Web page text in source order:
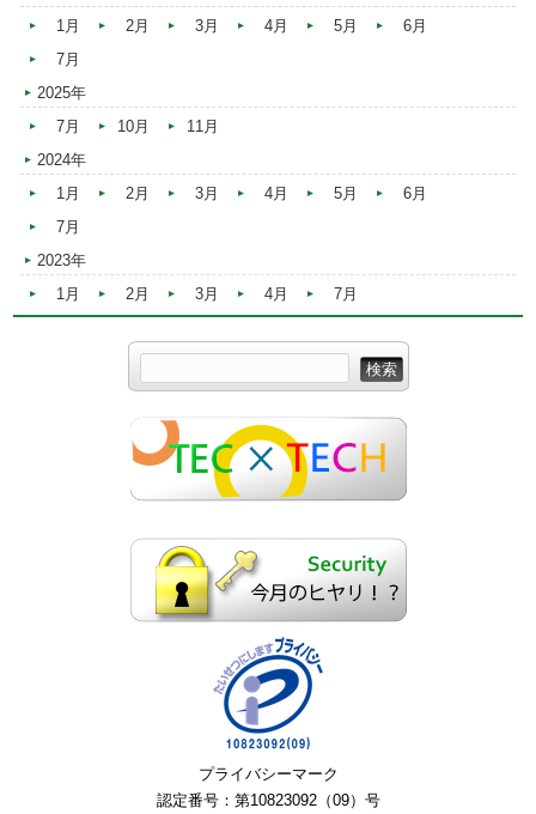
1月
2月 3月 4月 5月
6月
7月
2025年
7月
10月
11月
2024年
1月
2月 3月 4月 5月
6月
7月
2023年
1月
2月 3月 4月 7月
プライバシーマーク
認定番号：第10823092（09）号